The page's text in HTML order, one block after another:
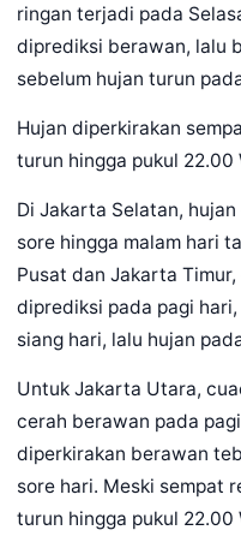
ringan terjadi pada
diprediksi berawan, lalu
sebelum hujan turun
Hujan diperkirakan
turun hingga pukul 22.00
Di Jakarta Selatan,
sore hingga malam hari
Pusat dan Jakarta
diprediksi pada pagi
siang hari, lalu hujan
Untuk Jakarta Utara,
cerah berawan pada
diperkirakan berawan
sore hari. Meski sempat
turun hingga pukul 22.00